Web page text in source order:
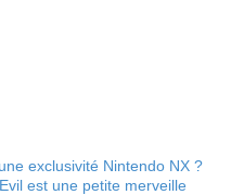
exclusivité Nintendo NX ?
est une petite merveille